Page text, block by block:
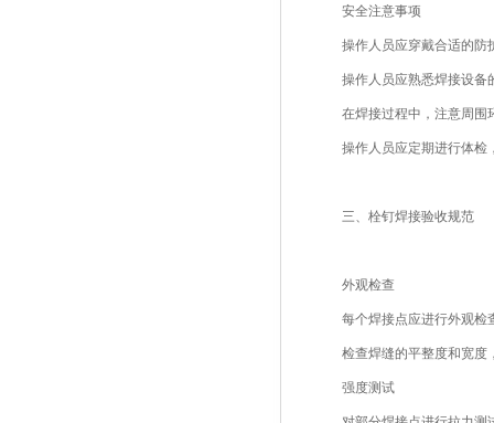
安全注意事项
操作人员应穿戴合适的防
操作人员应熟悉焊接设备
在焊接过程中，注意周围
操作人员应定期进行体检
三、栓钉焊接验收规范
外观检查
每个焊接点应进行外观检
检查焊缝的平整度和宽度
强度测试